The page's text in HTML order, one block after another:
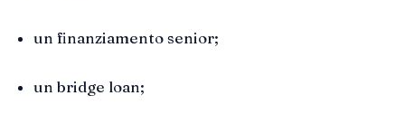
un finanziamento senior;
un bridge loan;